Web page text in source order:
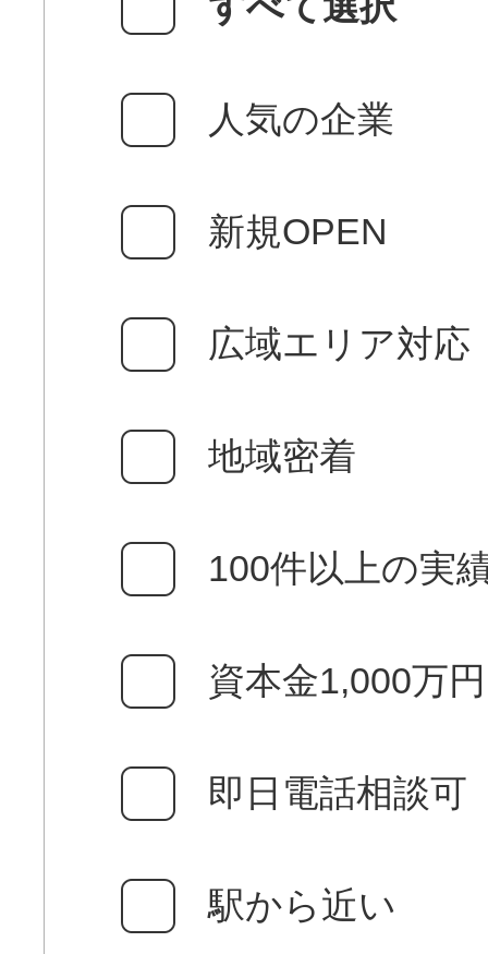
人気の企業
新規OPEN
広域エリア対応
地域密着
100件以上の実
資本金1,000万
即日電話相談可
駅から近い